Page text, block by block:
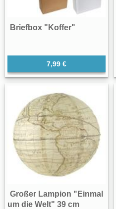
Briefbox "Koffer"
7,99 €
Großer Lampion "Einmal
um die Welt" 39 cm